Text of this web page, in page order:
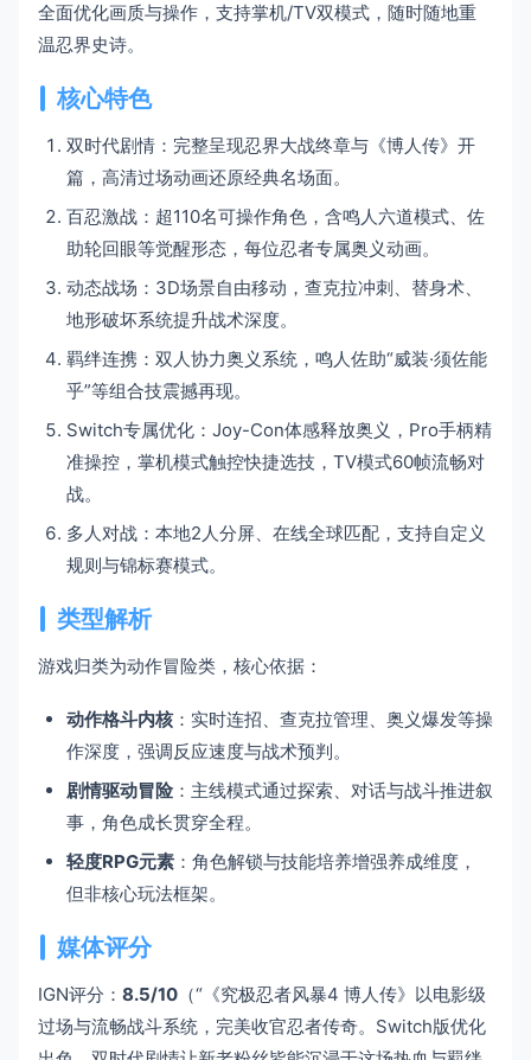
全面优化画质与操作，支持掌机/TV双模式，随时随地重
温忍界史诗。
核心特色
双时代剧情：完整呈现忍界大战终章与《博人传》开
篇，高清过场动画还原经典名场面。
百忍激战：超110名可操作角色，含鸣人六道模式、佐
助轮回眼等觉醒形态，每位忍者专属奥义动画。
动态战场：3D场景自由移动，查克拉冲刺、替身术、
地形破坏系统提升战术深度。
羁绊连携：双人协力奥义系统，鸣人佐助“威装·须佐能
乎”等组合技震撼再现。
Switch专属优化：Joy-Con体感释放奥义，Pro手柄精
准操控，掌机模式触控快捷选技，TV模式60帧流畅对
战。
多人对战：本地2人分屏、在线全球匹配，支持自定义
规则与锦标赛模式。
类型解析
游戏归类为动作冒险类，核心依据：
动作格斗内核：实时连招、查克拉管理、奥义爆发等操
作深度，强调反应速度与战术预判。
剧情驱动冒险：主线模式通过探索、对话与战斗推进叙
事，角色成长贯穿全程。
轻度RPG元素 ：角色解锁与技能培养增强养成维度，
但非核心玩法框架。
媒体评分
IGN评分： 8.5/10 （“《究极忍者风暴4 博人传》以电影级
过场与流畅战斗系统，完美收官忍者传奇。Switch版优化